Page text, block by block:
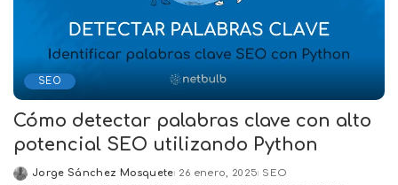
SEO
Cómo detectar palabras clave con alto
potencial SEO utilizando Python
Posted
Jorge Sánchez Mosquete 26 enero, 2025 SEO